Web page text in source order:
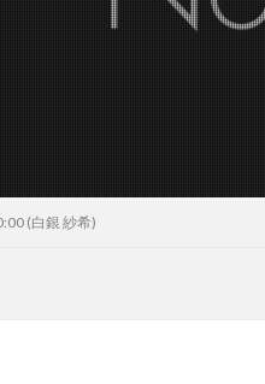
(白銀 紗希)